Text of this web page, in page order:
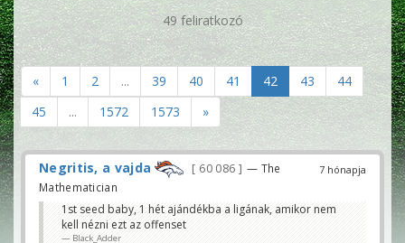
49 feliratkozó
« 1 2 ... 39 40 41 42 43
44
45
... 1572 1573 »
7 hónapja
Negritis, a vajda 60 086
— The
Mathematician
1st seed baby, 1 hét ajándékba a ligának, amikor nem
kell nézni ezt az offenset
Black_Adder